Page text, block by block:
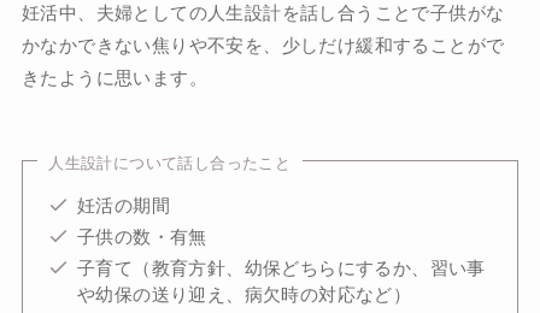
妊活中、夫婦としての人生設計を話し合うことで子供がな
かなかできない焦りや不安を、少しだけ緩和することがで
きたように思います。
人生設計について話し合ったこと
妊活の期間
子供の数・有無
子育て（教育方針、幼保どちらにするか、習い事
や幼保の送り迎え、病欠時の対応など）